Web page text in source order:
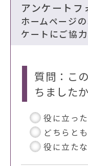
アンケートフ
ホームページ
ケートにご協
質問：こ
ちました
役に立った
どちらと
役に立た